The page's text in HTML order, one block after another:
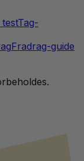
Tag-
Fradrag-guide